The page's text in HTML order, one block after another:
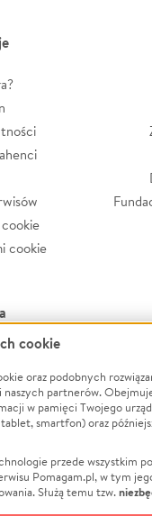
cookie
cookie
oraz podobnych
naszych partnerów.
w pamięci Twojego
smartfon) oraz
przede wszystkim
Pomagam.pl, w tym
Służą temu tzw.